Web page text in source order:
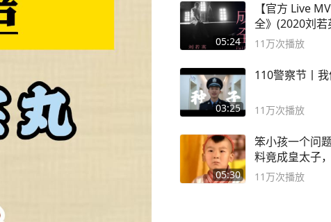
05:24
【官方 Live
全》(2020刘若
英 #成全
11万次播放
03:25
110警察节丨
11万次播放
05:30
笨小孩一个问
料竟成皇太子
死
11万次播放